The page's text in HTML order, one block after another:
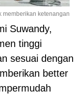
memberikan ketenangan
Suwandy,
tinggi
sesuai dengan
better